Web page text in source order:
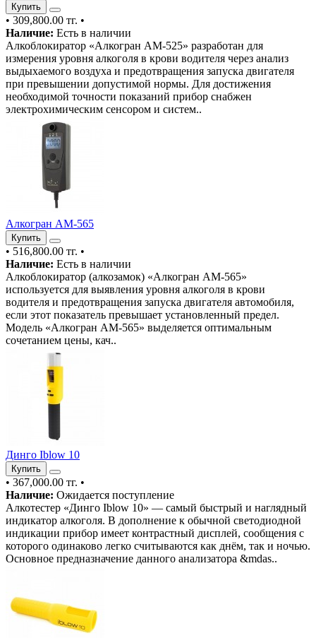
Купить
• 309,800.00 тг. •
Наличие: Есть в наличии
Алкоблокиратор «Алкогран АМ-525» разработан для
измерения уровня алкоголя в крови водителя через анализ
выдыхаемого воздуха и предотвращения запуска двигателя
при превышении допустимой нормы. Для достижения
необходимой точности показаний прибор снабжен
электрохимическим сенсором и систем..
Алкогран АМ-565
Купить
• 516,800.00 тг. •
Наличие: Есть в наличии
Алкоблокиратор (алкозамок) «Алкогран АМ-565»
используется для выявления уровня алкоголя в крови
водителя и предотвращения запуска двигателя автомобиля,
если этот показатель превышает установленный предел.
Модель «Алкогран АМ-565» выделяется оптимальным
сочетанием цены, кач..
Динго Iblow 10
Купить
• 367,000.00 тг. •
Наличие: Ожидается поступление
Алкотестер «Динго Iblow 10» — самый быстрый и наглядный
индикатор алкоголя. В дополнение к обычной светодиодной
индикации прибор имеет контрастный дисплей, сообщения с
которого одинаково легко считываются как днём, так и ночью.
Основное предназначение данного анализатора &mdas..